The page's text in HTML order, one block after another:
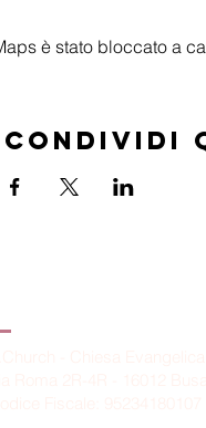
è stato bloccato a
Condividi